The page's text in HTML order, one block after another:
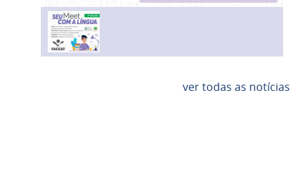
ver todas as notícias